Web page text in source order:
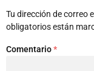
Tu dirección de correo
obligatorios están
Comentario*